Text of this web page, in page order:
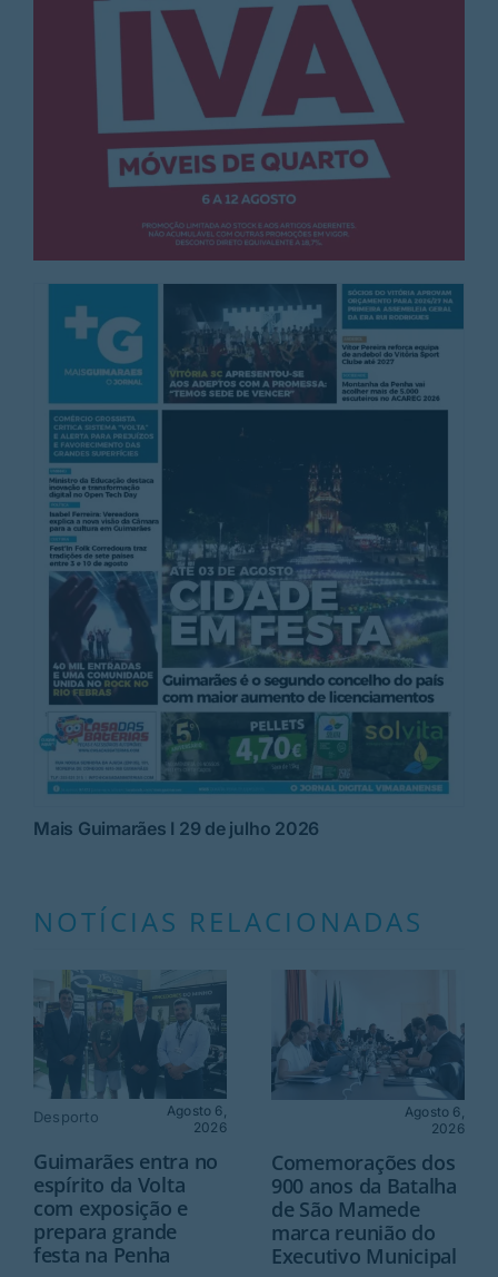
Mais Guimarães I 29 de julho 2026
NOTÍCIAS RELACIONADAS
Desporto
Agosto 6,
2026
Guimarães entra no
espírito da Volta
com exposição e
prepara grande
festa na Penha
Agosto 6,
2026
Comemorações dos
900 anos da Batalha
de São Mamede
marca reunião do
Executivo Municipal